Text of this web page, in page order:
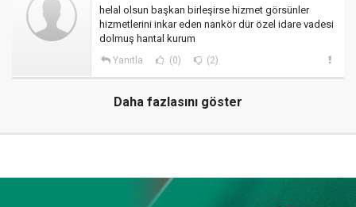
helal olsun başkan birleşirse hizmet görsünler
hizmetlerini inkar eden nankör dür özel idare vadesi
dolmuş hantal kurum
Yanıtla (0) (2)
Daha fazlasını göster